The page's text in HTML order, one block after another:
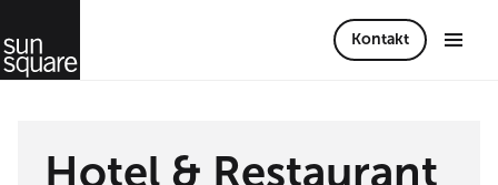
Kontakt
Hotel & Restaurant